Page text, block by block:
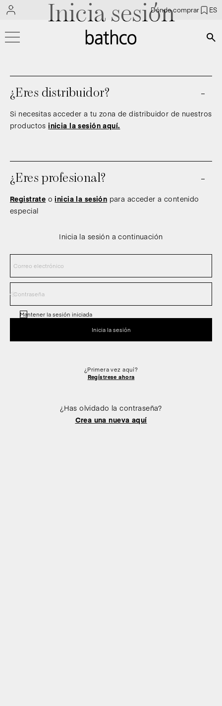
Dónde comprar ES
Inicia sesión
¿Eres distribuidor?
Si necesitas acceder a tu zona de distribuidor de nuestros
productosinicia la sesión aquí.
¿Eres profesional?
Registrate oinicia la sesión para acceder a contenido
especial
Inicia la sesión a continuación
Mantener la sesión iniciada
¿Primera vez aquí?
Regístrese ahora
¿Has olvidado la contraseña?
Crea una nueva aquí